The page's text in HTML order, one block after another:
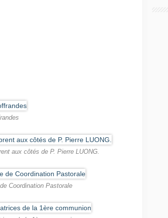
aux côtés de P. Pierre LUONG.
Coordination Pastorale